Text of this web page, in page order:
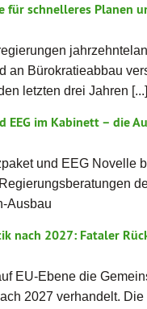
für schnelleres Planen
an Bürokratieabbau
letzten drei Jahren [...]
EEG im Kabinett – die
und EEG Novelle
Ausbau
nach 2027: Fataler
EU-Ebene die
2027 verhandelt.